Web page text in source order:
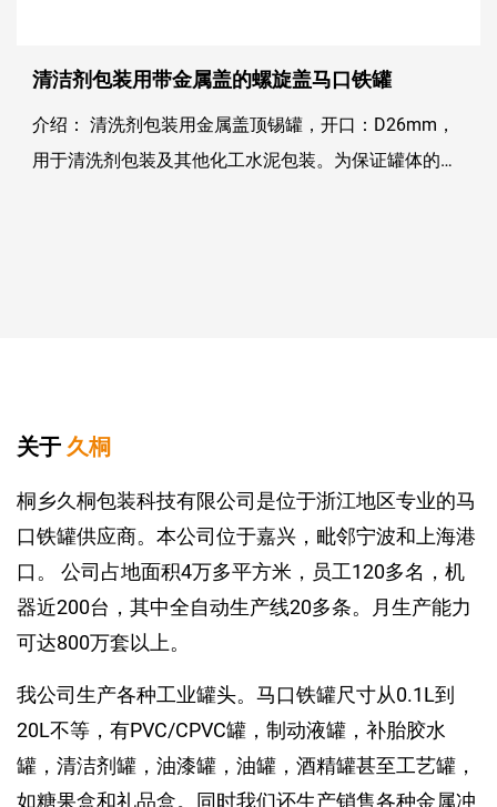
清洁剂包装用带金属盖的螺旋盖马口铁罐
介绍： 清洗剂包装用金属盖顶锡罐，开口：D26mm，
用于清洗剂包装及其他化工水泥包装。为保证罐体的密
关于 久桐
桐乡久桐包装科技有限公司是位于浙江地区专业的马
口铁罐供应商。本公司位于嘉兴，毗邻宁波和上海港
口。 公司占地面积4万多平方米，员工120多名，机
器近200台，其中全自动生产线20多条。月生产能力
可达800万套以上。
我公司生产各种工业罐头。马口铁罐尺寸从0.1L到
20L不等，有PVC/CPVC罐，制动液罐，补胎胶水
罐，清洁剂罐，油漆罐，油罐，酒精罐甚至工艺罐，
如糖果盒和礼品盒。同时我们还生产销售各种金属冲